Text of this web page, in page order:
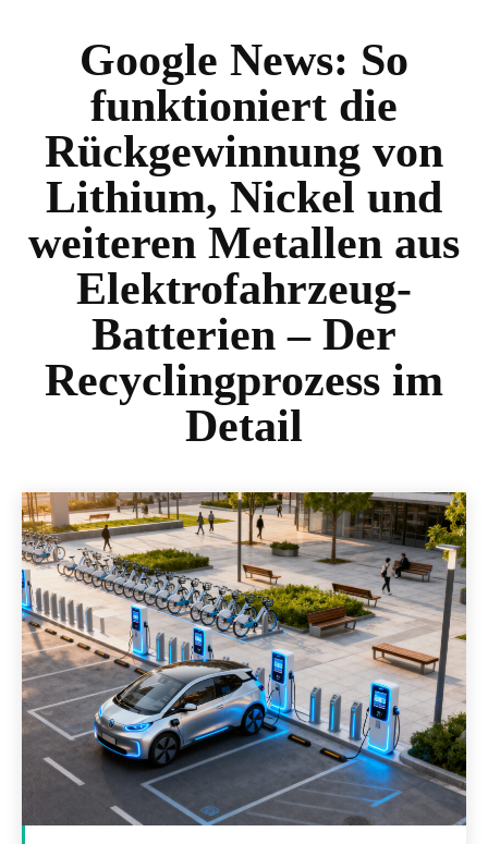
Google News: So
funktioniert die
Rückgewinnung von
Lithium, Nickel und
weiteren Metallen aus
Elektrofahrzeug-
Batterien – Der
Recyclingprozess im
Detail